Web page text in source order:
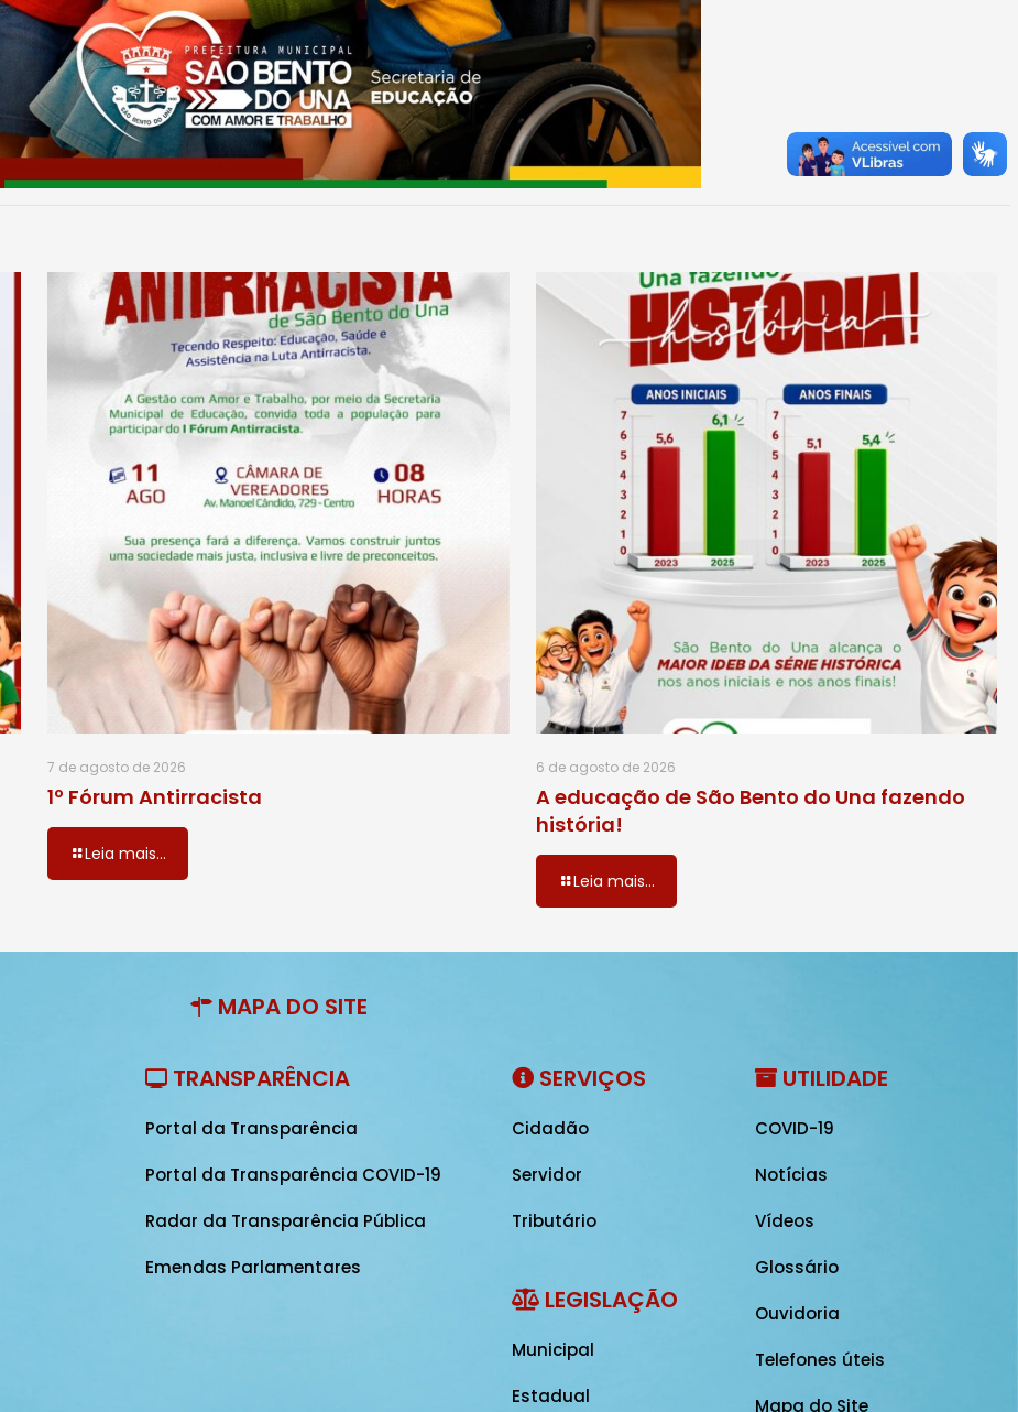
7 de agosto de 2026
1º Fórum Antirracista
Leia mais...
6 de agosto de 2026
A educação de São Bento do Una fazendo
história!
Leia mais...
MAPA DO SITE
TRANSPARÊNCIA
Portal da Transparência
Portal da Transparência COVID-19
Radar da Transparência Pública
Emendas Parlamentares
SERVIÇOS
Cidadão
Servidor
Tributário
LEGISLAÇÃO
Municipal
Estadual
UTILIDADE
COVID-19
Notícias
Vídeos
Glossário
Ouvidoria
Telefones úteis
Mapa do Site